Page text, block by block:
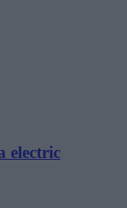
electric